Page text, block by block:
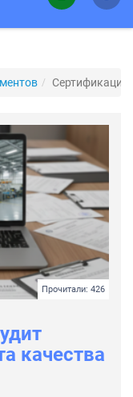
Прочитали: 426
качества